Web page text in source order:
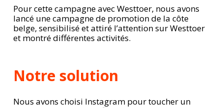
Pour cette campagne avec Westtoer, nous avons
lancé une campagne de promotion de la côte
belge, sensibilisé et attiré l’attention sur Westtoer
et montré différentes activités.
Notre solution
Nous avons choisi Instagram pour toucher un